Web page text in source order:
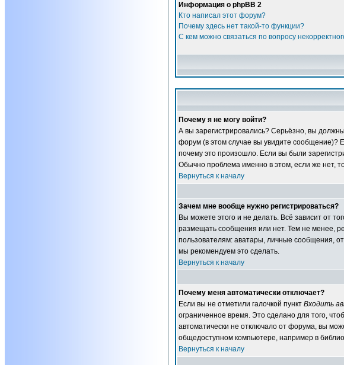
Информация о phpBB 2
Кто написал этот форум?
Почему здесь нет такой-то функции?
С кем можно связаться по вопросу
Почему я не могу войти?
А вы зарегистрировались? Серьёзно, вы
форум (в этом случае вы увидите сообщение)?
почему это произошло. Если вы были
Обычно проблема именно в этом, если же нет,
Вернуться к началу
Зачем мне вообще нужно регистрироваться?
Вы можете этого и не делать. Всё зависит от
размещать сообщения или нет. Тем не менее,
пользователям: аватары, личные сообщения,
мы рекомендуем это сделать.
Вернуться к началу
Почему меня автоматически отключает?
Если вы не отметили галочкой пункт Входить
ограниченное время. Это сделано для того,
автоматически не отключало от форума, вы
общедоступном компьютере, например в
Вернуться к началу